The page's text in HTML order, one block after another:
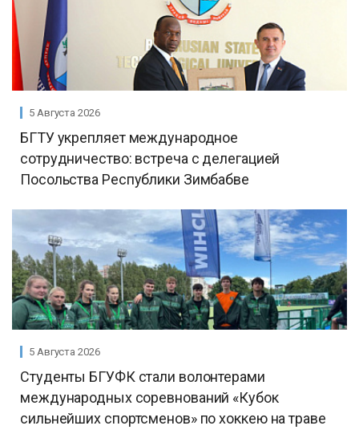
5 Августа 2026
БГТУ укрепляет международное
сотрудничество: встреча с делегацией
Посольства Республики Зимбабве
5 Августа 2026
Студенты БГУФК стали волонтерами
международных соревнований «Кубок
сильнейших спортсменов» по хоккею на траве